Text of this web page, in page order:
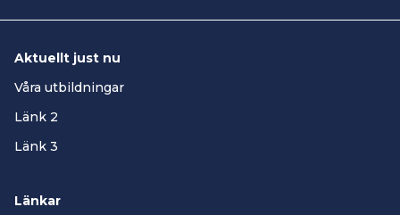
Aktuellt just nu
Våra utbildningar
Länk 2
Länk 3
Länkar